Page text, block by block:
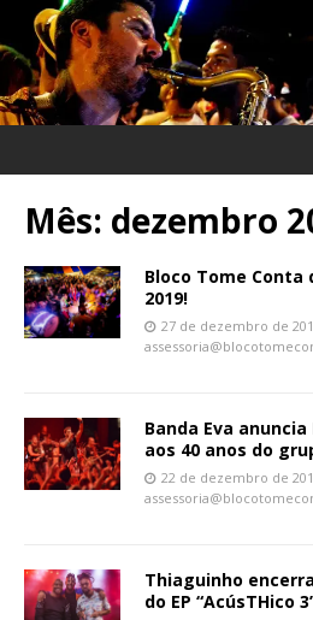
Mês: dezembro
Bloco Tome Conta
2019!
27 de dezembro de
Banda Eva
aos 40 anos do
22 de dezembro de
Thiaguinho
do EP “AcúsTHico